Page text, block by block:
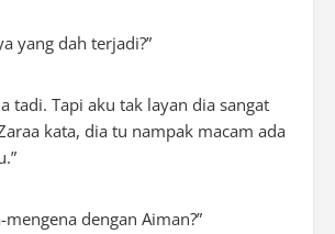
yang dah terjadi?”
tadi. Tapi aku tak layan dia sangat
kata, dia tu nampak macam ada
mengena dengan Aiman?”